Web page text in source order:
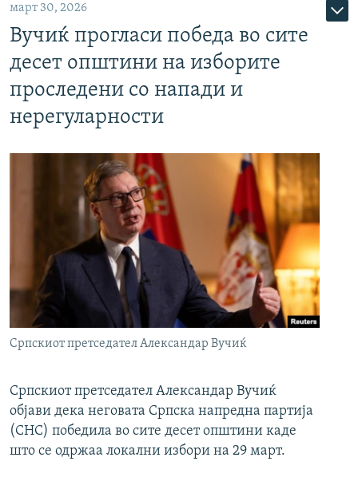
март 30, 2026
Вучиќ прогласи победа во сите
десет општини на изборите
проследени со напади и
нерегуларности
Српскиот претседател Александар Вучиќ
Српскиот претседател Александар Вучиќ
објави дека неговата Српска напредна партија
(СНС) победила во сите десет општини каде
што се одржаа локални избори на 29 март.